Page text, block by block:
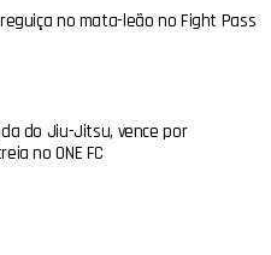
no mata-leão no Fight Pass
do Jiu-Jitsu, vence por
no ONE FC